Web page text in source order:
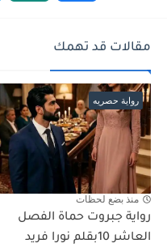
مقالات قد تهمك
رواية حصريه
منذ بضع لحظات
رواية جبروت حماة الفصل
العاشر 10بقلم نورا فريد